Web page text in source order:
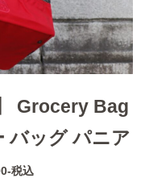
Grocery Bag
バッグ パニア
税込